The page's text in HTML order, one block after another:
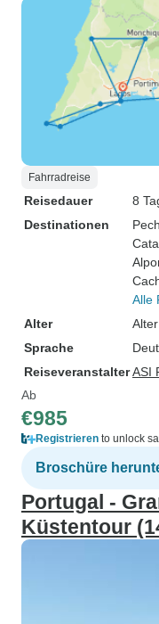
Fahrradreise
Reisedauer
8
Destinationen
Alle
Alter
Sprache
ReiseveranstalterASI
Ab
€985
Registrieren to unlock
Broschüre
Portugal -
Küstentour